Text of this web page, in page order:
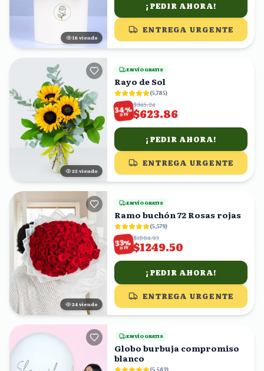
18 viendo
¡PEDIR AHORA!
ENTREGA URGENTE
23 viendo
ENVÍO GRATIS
Rayo de Sol
(5,785)
34%
OFF
$945.24
$623.86
¡PEDIR AHORA!
ENTREGA URGENTE
25 viendo
ENVÍO GRATIS
Ramo buchón 72 Rosas rojas
(5,579)
33%
OFF
$1864.93
$1249.50
¡PEDIR AHORA!
ENTREGA URGENTE
ENVÍO GRATIS
Globo burbuja compromiso
blanco
(5,562)